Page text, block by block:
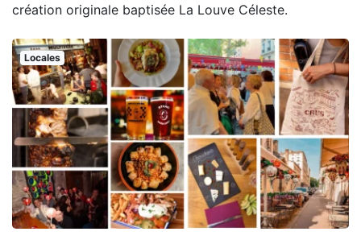
création originale baptisée La Louve Céleste.
Locales